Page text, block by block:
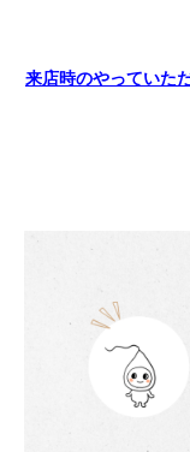
来店時のやっていた